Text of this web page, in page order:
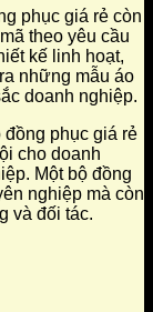
phục giá rẻ còn
theo yêu cầu
kế linh hoạt,
những mẫu áo
doanh nghiệp.
phục giá rẻ
cho doanh
Một bộ đồng
nghiệp mà còn
và đối tác.